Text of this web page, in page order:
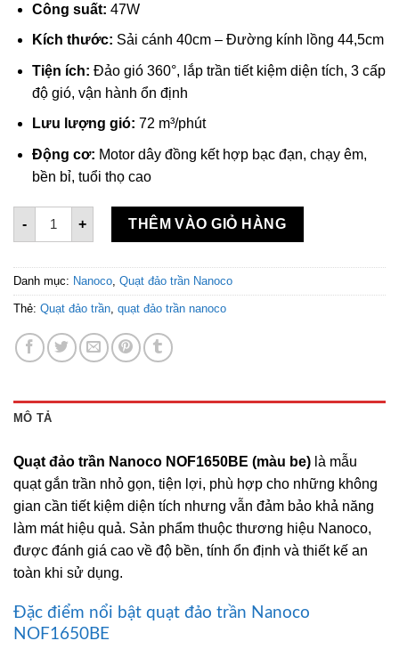
Công suất: 47W
Kích thước: Sải cánh 40cm – Đường kính lồng 44,5cm
Tiện ích: Đảo gió 360°, lắp trần tiết kiệm diện tích, 3 cấp
độ gió, vận hành ổn định
Lưu lượng gió: 72 m³/phút
Động cơ: Motor dây đồng kết hợp bạc đạn, chạy êm,
bền bỉ, tuổi thọ cao
-
Quạt đảo trần Nanoco NOF1650BE số lượng
+ THÊM VÀO GIỎ HÀNG
Danh mục: Nanoco Quạt đảo trần Nanoco
Thẻ: Quạt đảo trần quạt đảo trần nanoco
MÔ TẢ
Quạt đảo trần Nanoco NOF1650BE (màu be) là mẫu
quạt gắn trần nhỏ gọn, tiện lợi, phù hợp cho những không
gian cần tiết kiệm diện tích nhưng vẫn đảm bảo khả năng
làm mát hiệu quả. Sản phẩm thuộc thương hiệu Nanoco,
được đánh giá cao về độ bền, tính ổn định và thiết kế an
toàn khi sử dụng.
Đặc điểm nổi bật quạt đảo trần Nanoco
NOF1650BE